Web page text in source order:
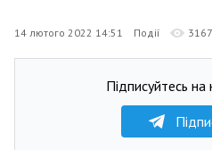
14 лютого 2022 14:51 Події 3167
Підписуйтесь